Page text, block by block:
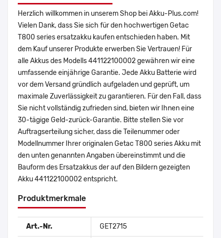
Herzlich willkommen in unserem Shop bei Akku-Plus.com!
Vielen Dank, dass Sie sich für den hochwertigen Getac
T800 series ersatzakku kaufen entschieden haben. Mit
dem Kauf unserer Produkte erwerben Sie Vertrauen! Für
alle Akkus des Modells 441122100002 gewähren wir eine
umfassende einjährige Garantie. Jede Akku Batterie wird
vor dem Versand gründlich aufgeladen und geprüft, um
maximale Zuverlässigkeit zu garantieren. Für den Fall, dass
Sie nicht vollständig zufrieden sind, bieten wir Ihnen eine
30-tägige Geld-zurück-Garantie. Bitte stellen Sie vor
Auftragserteilung sicher, dass die Teilenummer oder
Modellnummer Ihrer originalen Getac T800 series Akku mit
den unten genannten Angaben übereinstimmt und die
Bauform des Ersatzakkus der auf den Bildern gezeigten
Akku 441122100002 entspricht.
Produktmerkmale
Art.-Nr. GET2715